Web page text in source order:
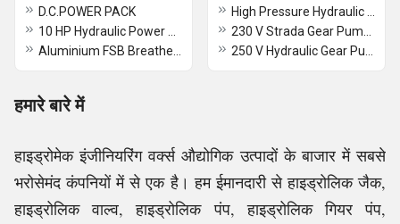
D.C.POWER PACK
हमारे बारे में
हाइड्रोमेक इंजीनियरिंग वर्क्स औद्योगिक उत्पादों के बाजार में सबसे
भरोसेमंद कंपनियों में से एक है। हम ईमानदारी से हाइड्रोलिक जैक,
हाइड्रोलिक वाल्व, हाइड्रोलिक पंप, हाइड्रोलिक गियर पंप,